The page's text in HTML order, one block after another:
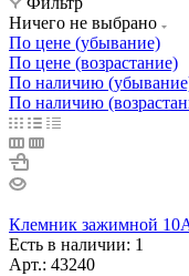
Ничего не выбрано
По цене (убывание)
По цене (возрастание)
По наличию
По наличию
Клемник зажимной
Есть в наличии: 1
Арт.: 43240